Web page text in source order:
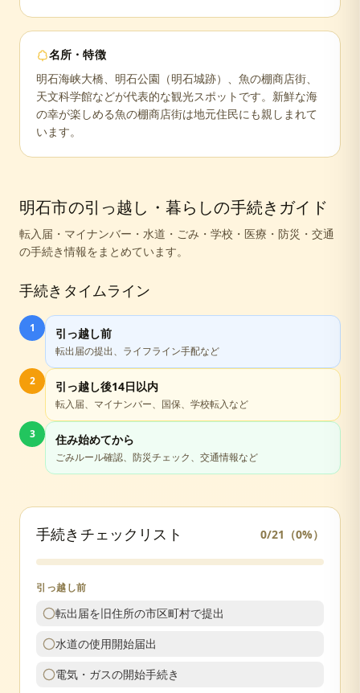
名所・特徴
明石海峡大橋、明石公園（明石城跡）、魚の棚商店街、
天文科学館などが代表的な観光スポットです。新鮮な海
の幸が楽しめる魚の棚商店街は地元住民にも親しまれて
います。
明石市の引っ越し・暮らしの手続きガイド
転入届・マイナンバー・水道・ごみ・学校・医療・防災・交通
の手続き情報をまとめています。
手続きタイムライン
1 引っ越し前
転出届の提出、ライフライン手配など
2 引っ越し後14日以内
転入届、マイナンバー、国保、学校転入など
3 住み始めてから
ごみルール確認、防災チェック、交通情報など
手続きチェックリスト 0/21 （0%）
引っ越し前
転出届を旧住所の市区町村で提出
水道の使用開始届出
電気・ガスの開始手続き